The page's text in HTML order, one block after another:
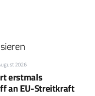
2026
erstmals
an EU-Streitkraft